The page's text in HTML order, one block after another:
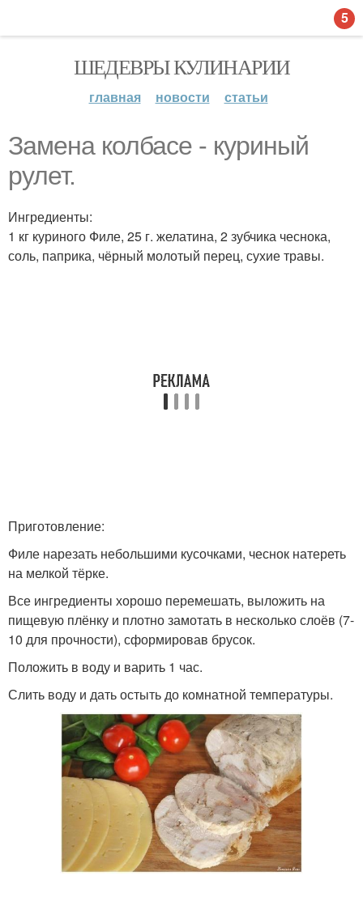
ШЕДЕВРЫ КУЛИНАРИИ
главная новости статьи
Замена колбасе - куриный
рулет.
Ингредиенты:
1 кг куриного Филе, 25 г. желатина, 2 зубчика чеснока,
соль, паприка, чёрный молотый перец, сухие травы.
Приготовление:
Филе нарезать небольшими кусочками, чеснок натереть
на мелкой тёрке.
Все ингредиенты хорошо перемешать, выложить на
пищевую плёнку и плотно замотать в несколько слоёв (7-
10 для прочности), сформировав брусок.
Положить в воду и варить 1 час.
Слить воду и дать остыть до комнатной температуры.
5